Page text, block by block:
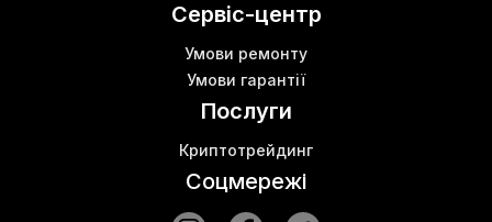
Сервіс-центр
Умови ремонту
Умови гарантії
Послуги
Криптотрейдинг
Соцмережі